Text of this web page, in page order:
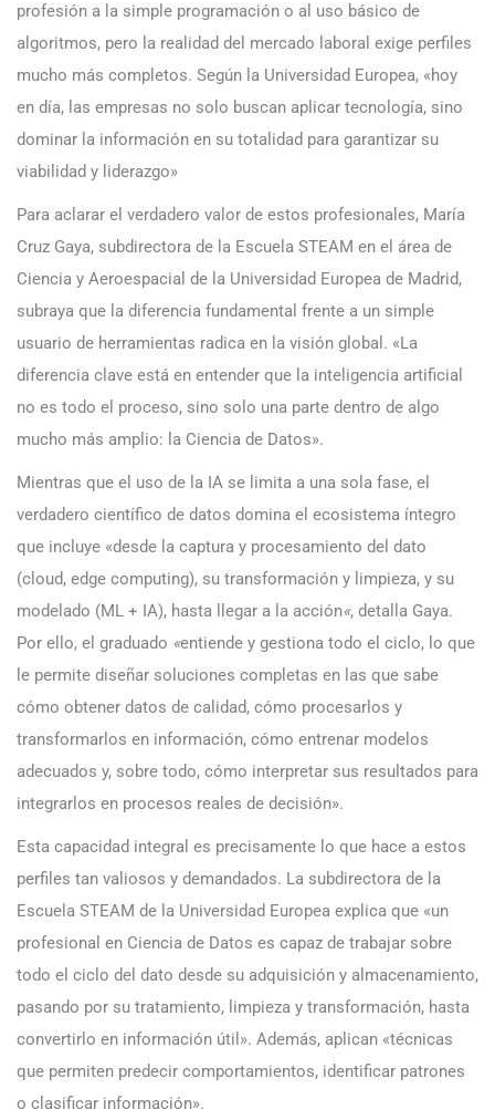
profesión a la simple programación o al uso básico de
algoritmos, pero la realidad del mercado laboral exige perfiles
mucho más completos. Según la Universidad Europea, «hoy
en día, las empresas no solo buscan aplicar tecnología, sino
dominar la información en su totalidad para garantizar su
viabilidad y liderazgo»
Para aclarar el verdadero valor de estos profesionales, María
Cruz Gaya, subdirectora de la Escuela STEAM en el área de
Ciencia y Aeroespacial de la Universidad Europea de Madrid,
subraya que la diferencia fundamental frente a un simple
usuario de herramientas radica en la visión global. «La
diferencia clave está en entender que la inteligencia artificial
no es todo el proceso, sino solo una parte dentro de algo
mucho más amplio: la Ciencia de Datos».
Mientras que el uso de la IA se limita a una sola fase, el
verdadero científico de datos domina el ecosistema íntegro
que incluye «desde la captura y procesamiento del dato
(cloud, edge computing), su transformación y limpieza, y su
modelado (ML + IA), hasta llegar a la acción«, detalla Gaya.
Por ello, el graduado «entiende y gestiona todo el ciclo, lo que
le permite diseñar soluciones completas en las que sabe
cómo obtener datos de calidad, cómo procesarlos y
transformarlos en información, cómo entrenar modelos
adecuados y, sobre todo, cómo interpretar sus resultados para
integrarlos en procesos reales de decisión».
Esta capacidad integral es precisamente lo que hace a estos
perfiles tan valiosos y demandados. La subdirectora de la
Escuela STEAM de la Universidad Europea explica que «un
profesional en Ciencia de Datos es capaz de trabajar sobre
todo el ciclo del dato desde su adquisición y almacenamiento,
pasando por su tratamiento, limpieza y transformación, hasta
convertirlo en información útil». Además, aplican «técnicas
que permiten predecir comportamientos, identificar patrones
o clasificar información».